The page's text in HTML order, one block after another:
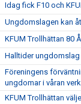
Idag fick F10 och
Ungdomslagen kan
KFUM Trollhättan 80
Halltider ungdomslag
Föreningens
ungdomar i våran
KFUM Trollhättan